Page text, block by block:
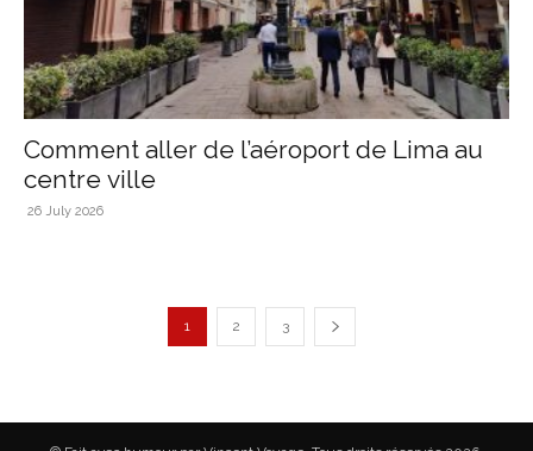
Comment aller de l’aéroport de Lima au
centre ville
26 July 2026
1 2 3